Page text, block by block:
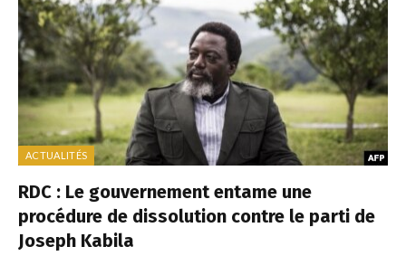
ACTUALITÉS
RDC : Le gouvernement entame une
procédure de dissolution contre le parti de
Joseph Kabila